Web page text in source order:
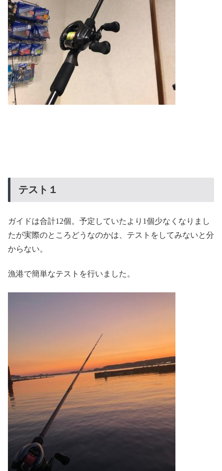
テスト１
ガイドは合計12個。予定していたより1個少なくなりまし
たが実際のところどうなのかは、テストをしてみないと分
からない。
漁港で簡単なテストを行いました。